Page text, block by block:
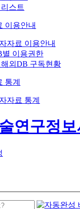
스트
이용안내
자료 이용안내
별 이용권한
외DB 구독현황
통계
자료 통계